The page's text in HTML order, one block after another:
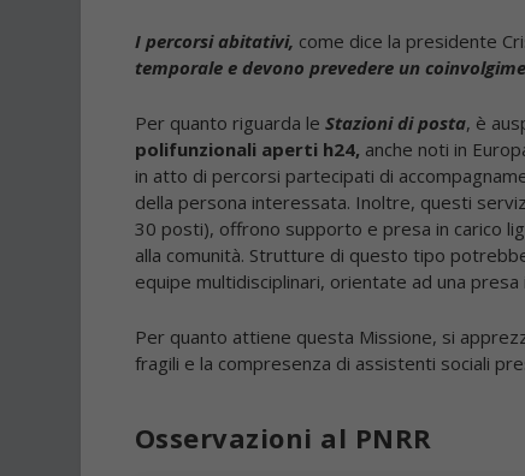
I percorsi abitativi, come dice la presidente
temporale e devono prevedere un
Per quanto riguarda le Stazioni di posta, è
polifunzionali aperti h24, anche noti in
in atto di percorsi partecipati di
della persona interessata. Inoltre, questi
30 posti), offrono supporto e presa in carico
alla comunità. Strutture di questo tipo
equipe multidisciplinari, orientate ad una
Per quanto attiene questa Missione, si
fragili e la compresenza di assistenti sociali
Osservazioni al PNRR